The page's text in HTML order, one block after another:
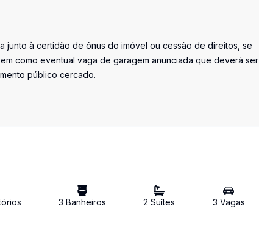
junto à certidão de ônus do imóvel ou cessão de direitos, se
como eventual vaga de garagem anunciada que deverá ser
público cercado.
s 3 Banheiros 2 Suítes 3 Vagas